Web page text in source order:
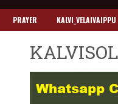
PRAYER KALVI_VELAIVAIPPU